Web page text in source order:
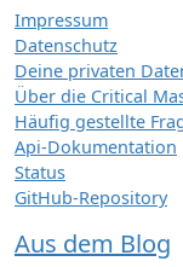
Impressum
Datenschutz
Deine privaten
Über die Critical
Häufig gestellte
Api-Dokumentation
Status
GitHub-Repository
Aus dem Blog